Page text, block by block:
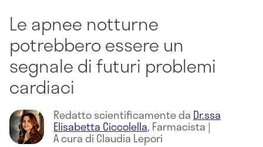
Le apnee notturne
potrebbero essere un
segnale di futuri problemi
cardiaci
Redatto scientificamente da Dr.ssa
Elisabetta Ciccolella, Farmacista |
A cura di Claudia Lepori